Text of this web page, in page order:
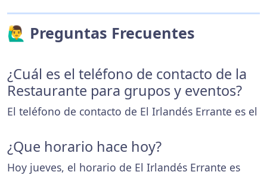
🙋‍♂️ Preguntas Frecuentes
¿Cuál es el teléfono de contacto de la
Restaurante para grupos y eventos?
El teléfono de contacto de El Irlandés Errante es el
¿Que horario hace hoy?
Hoy jueves, el horario de El Irlandés Errante es